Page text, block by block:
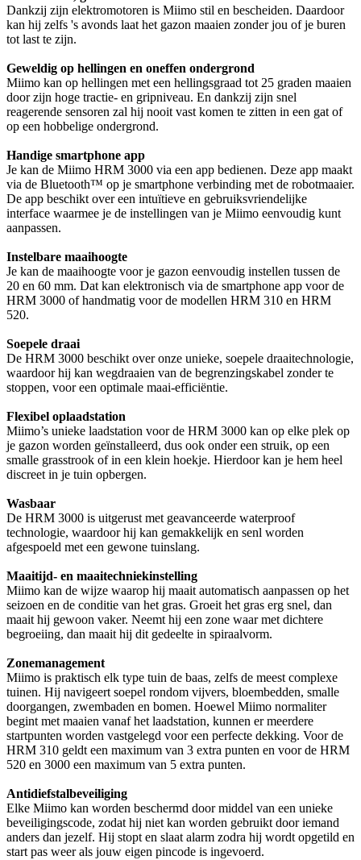
Dankzij zijn elektromotoren is Miimo stil en bescheiden. Daardoor
kan hij zelfs 's avonds laat het gazon maaien zonder jou of je buren
tot last te zijn.
Geweldig op hellingen en oneffen ondergrond
Miimo kan op hellingen met een hellingsgraad tot 25 graden maaien
door zijn hoge tractie- en gripniveau. En dankzij zijn snel
reagerende sensoren zal hij nooit vast komen te zitten in een gat of
op een hobbelige ondergrond.
Handige smartphone app
Je kan de Miimo HRM 3000 via een app bedienen. Deze app maakt
via de Bluetooth™ op je smartphone verbinding met de robotmaaier.
De app beschikt over een intuïtieve en gebruiksvriendelijke
interface waarmee je de instellingen van je Miimo eenvoudig kunt
aanpassen.
Instelbare maaihoogte
Je kan de maaihoogte voor je gazon eenvoudig instellen tussen de
20 en 60 mm. Dat kan elektronisch via de smartphone app voor de
HRM 3000 of handmatig voor de modellen HRM 310 en HRM
520.
Soepele draai
De HRM 3000 beschikt over onze unieke, soepele draaitechnologie,
waardoor hij kan wegdraaien van de begrenzingskabel zonder te
stoppen, voor een optimale maai-efficiëntie.
Flexibel oplaadstation
Miimo’s unieke laadstation voor de HRM 3000 kan op elke plek op
je gazon worden geïnstalleerd, dus ook onder een struik, op een
smalle grasstrook of in een klein hoekje. Hierdoor kan je hem heel
discreet in je tuin opbergen.
Wasbaar
De HRM 3000 is uitgerust met geavanceerde waterproof
technologie, waardoor hij kan gemakkelijk en senl worden
afgespoeld met een gewone tuinslang.
Maaitijd- en maaitechniekinstelling
Miimo kan de wijze waarop hij maait automatisch aanpassen op het
seizoen en de conditie van het gras. Groeit het gras erg snel, dan
maait hij gewoon vaker. Neemt hij een zone waar met dichtere
begroeiing, dan maait hij dit gedeelte in spiraalvorm.
Zonemanagement
Miimo is praktisch elk type tuin de baas, zelfs de meest complexe
tuinen. Hij navigeert soepel rondom vijvers, bloembedden, smalle
doorgangen, zwembaden en bomen. Hoewel Miimo normaliter
begint met maaien vanaf het laadstation, kunnen er meerdere
startpunten worden vastgelegd voor een perfecte dekking. Voor de
HRM 310 geldt een maximum van 3 extra punten en voor de HRM
520 en 3000 een maximum van 5 extra punten.
Antidiefstalbeveiliging
Elke Miimo kan worden beschermd door middel van een unieke
beveiligingscode, zodat hij niet kan worden gebruikt door iemand
anders dan jezelf. Hij stopt en slaat alarm zodra hij wordt opgetild en
start pas weer als jouw eigen pincode is ingevoerd.